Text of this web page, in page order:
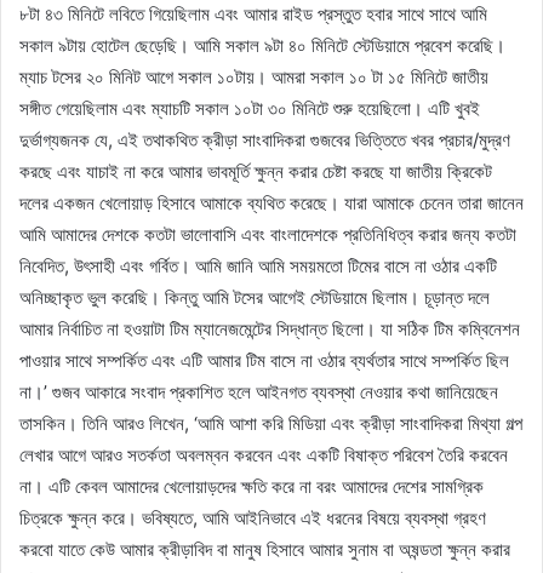
৮টা ৪৩ মিনিটে লবিতে গিয়েছিলাম এবং আমার রাইড প্রস্তুত হবার সাথে সাথে আমি
সকাল ৯টায় হোটেল ছেড়েছি। আমি সকাল ৯টা ৪০ মিনিটে স্টেডিয়ামে প্রবেশ করেছি।
ম্যাচ টসের ২০ মিনিট আগে সকাল ১০টায়। আমরা সকাল ১০ টা ১৫ মিনিটে জাতীয়
সঙ্গীত গেয়েছিলাম এবং ম্যাচটি সকাল ১০টা ৩০ মিনিটে শুরু হয়েছিলো। এটি খুবই
দুর্ভাগ্যজনক যে, এই তথাকথিত ক্রীড়া সাংবাদিকরা গুজবের ভিত্তিতে খবর প্রচার/মুদ্রণ
করছে এবং যাচাই না করে আমার ভাবমূর্তি ক্ষুন্ন করার চেষ্টা করছে যা জাতীয় ক্রিকেট
দলের একজন খেলোয়াড় হিসাবে আমাকে ব্যথিত করেছে। যারা আমাকে চেনেন তারা জানেন
আমি আমাদের দেশকে কতটা ভালোবাসি এবং বাংলাদেশকে প্রতিনিধিত্ব করার জন্য কতটা
নিবেদিত, উৎসাহী এবং গর্বিত। আমি জানি আমি সময়মতো টিমের বাসে না ওঠার একটি
অনিচ্ছাকৃত ভুল করেছি। কিন্তু আমি টসের আগেই স্টেডিয়ামে ছিলাম। চূড়ান্ত দলে
আমার নির্বাচিত না হওয়াটা টিম ম্যানেজমেন্টের সিদ্ধান্ত ছিলো। যা সঠিক টিম কম্বিনেশন
পাওয়ার সাথে সম্পর্কিত এবং এটি আমার টিম বাসে না ওঠার ব্যর্থতার সাথে সম্পর্কিত ছিল
না।’ গুজব আকারে সংবাদ প্রকাশিত হলে আইনগত ব্যবস্থা নেওয়ার কথা জানিয়েছেন
তাসকিন। তিনি আরও লিখেন, ‘আমি আশা করি মিডিয়া এবং ক্রীড়া সাংবাদিকরা মিথ্যা গল্প
লেখার আগে আরও সতর্কতা অবলম্বন করবেন এবং একটি বিষাক্ত পরিবেশ তৈরি করবেন
না। এটি কেবল আমাদের খেলোয়াড়দের ক্ষতি করে না বরং আমাদের দেশের সামগ্রিক
চিত্রকে ক্ষুন্ন করে। ভবিষ্যতে, আমি আইনিভাবে এই ধরনের বিষয়ে ব্যবস্থা গ্রহণ
করবো যাতে কেউ আমার ক্রীড়াবিদ বা মানুষ হিসাবে আমার সুনাম বা অষন্ডতা ক্ষুন্ন করার